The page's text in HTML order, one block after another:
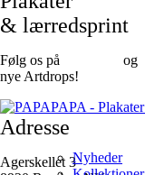
Nyheder
& lærredsprint
Følg os på og
nye Artdrops!
Adresse
Agerskellet 3